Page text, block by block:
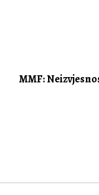
MMF: